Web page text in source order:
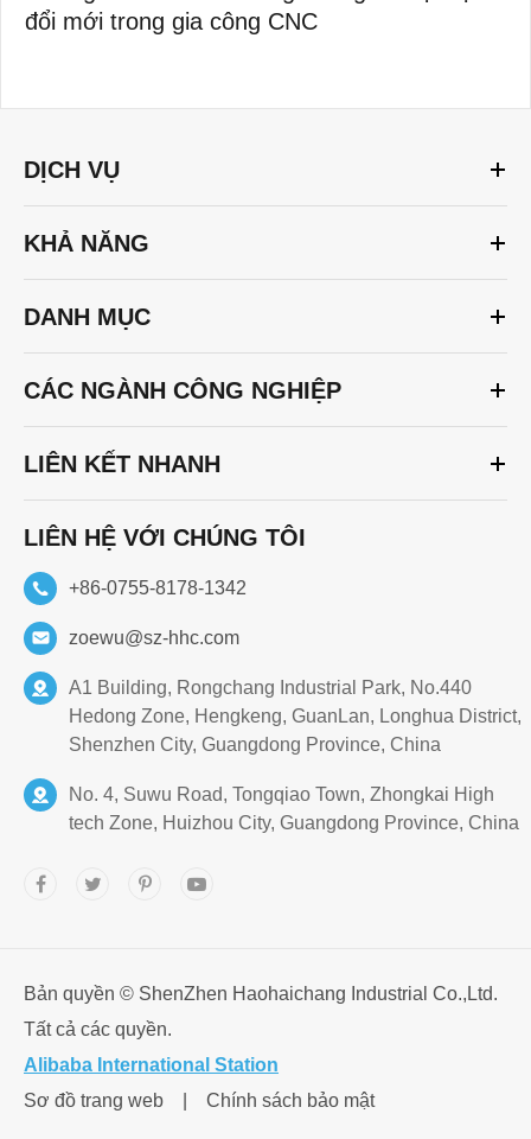
đổi mới trong gia công CNC
DỊCH VỤ
KHẢ NĂNG
DANH MỤC
CÁC NGÀNH CÔNG NGHIỆP
LIÊN KẾT NHANH
LIÊN HỆ VỚI CHÚNG TÔI
+86-0755-8178-1342
zoewu@sz-hhc.com
A1 Building, Rongchang Industrial Park, No.440
Hedong Zone, Hengkeng, GuanLan, Longhua District,
Shenzhen City, Guangdong Province, China
No. 4, Suwu Road, Tongqiao Town, Zhongkai High
tech Zone, Huizhou City, Guangdong Province, China
Bản quyền © ShenZhen Haohaichang Industrial Co.,Ltd.
Tất cả các quyền.
Alibaba International Station
Sơ đồ trang web
Chính sách bảo mật